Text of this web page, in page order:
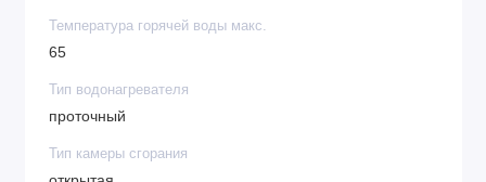
Температура горячей воды макс.
65
Тип водонагревателя
проточный
Тип камеры сгорания